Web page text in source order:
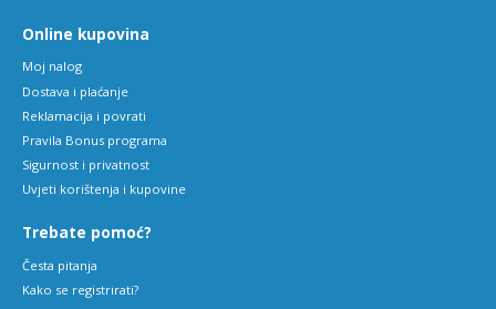
Online kupovina
Moj nalog
Dostava i plaćanje
Reklamacija i povrati
Pravila Bonus programa
Sigurnost i privatnost
Uvjeti korištenja i kupovine
Trebate pomoć?
Česta pitanja
Kako se registrirati?